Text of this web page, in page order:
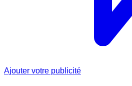
Ajouter votre publicité